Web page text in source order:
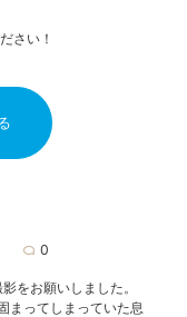
さい！
0
をお願いしました。
まってしまっていた息